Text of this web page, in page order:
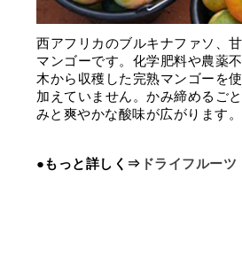
⻄アフリカのブルキナファソ、
マンゴーです。化学肥料や農薬
木から収穫した完熟マンゴーを
加えていません。かみ締めるご
みと爽やかな酸味が広がります。
●もっと詳しく⇒ ドライフルーツ